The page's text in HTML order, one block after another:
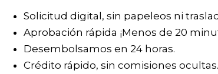
Solicitud digital, sin papeleos ni
Aprobación rápida ¡Menos de 20
Desembolsamos en 24 horas.
Crédito rápido, sin comisiones ocultas.